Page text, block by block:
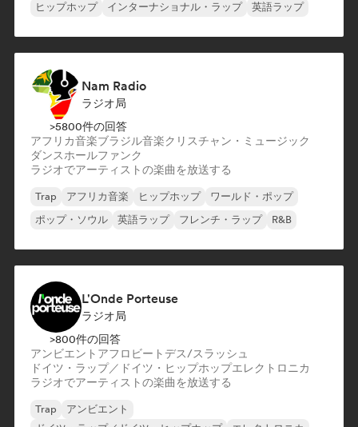
ヒップホップ
インターナショナル・ラップ 英語ラップ
Nam Radio
ラジオ局
>5800件の回答
アフリカ音楽ブラジル音楽クリスチャン・ミュージック
ダンスホールファンク
ラジオでアーティストの楽曲を放送する
Trap アフリカ音楽 ヒップホップ
ワールド・ポップ
ポップ・ソウル
英語ラップ フレンチ・ラップ R&B
L'Onde Porteuse
ラジオ局
>800件の回答
アンビエント アフロビートデス/スラッシュ
ドイツ・ラップ／ドイツ・ヒップホップエレクトロニカ
ラジオでアーティストの楽曲を放送する
Trap
アンビエント